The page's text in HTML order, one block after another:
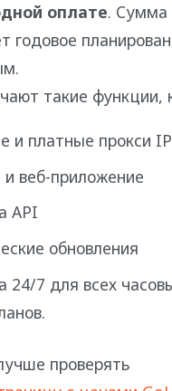
оплате. Сумма
годовое
такие функции,
и платные прокси IP
веб-приложение
API
обновления
24/7 для всех
проверять